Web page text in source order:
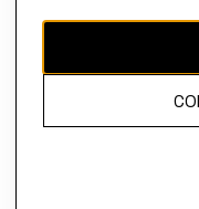
El contenido de esta
propiedad de H&M